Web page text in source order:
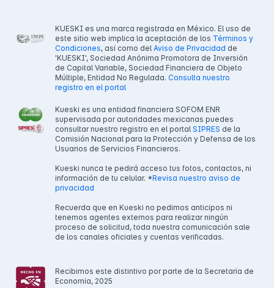
KUESKI es una marca registrada en México. El uso de
este sitio web implica la aceptación de los Términos y
Condiciones, así como del Aviso de Privacidad de
'KUESKI', Sociedad Anónima Promotora de Inversión
de Capital Variable, Sociedad Financiera de Objeto
Múltiple, Entidad No Regulada. Consulta nuestro
registro en el portal
Kueski es una entidad financiera SOFOM ENR
supervisada por autoridades mexicanas puedes
consultar nuestro registro en el portal SIPRES de la
Comisión Nacional para la Protección y Defensa de los
Usuarios de Servicios Financieros.
Kueski nunca te pedirá acceso tus fotos, contactos, ni
información de tu celular. *Revisa nuestro aviso de
privacidad
Recuerda que en Kueski no pedimos anticipos ni
tenemos agentes externos para realizar ningún
proceso de solicitud, toda nuestra comunicación sale
de los canales oficiales y cuentas verificadas.
Recibimos este distintivo por parte de la Secretaría de
Economía, 2025